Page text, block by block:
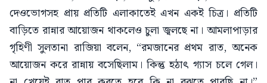
দেওভোগসহ প্রায় প্রতিটি এলাকাতেই এখন একই চিত্র। প্রতিটি
বাড়িতে রান্নার আয়োজন থাকলেও চুলা জ্বলছে না। আমলাপাড়ার
গৃহিণী সুলতানা রাজিয়া বলেন, “রমজানের প্রথম রাত, অনেক
আয়োজন করে রান্নায় বসেছিলাম। কিন্তু হঠাৎ গ্যাস চলে গেল।